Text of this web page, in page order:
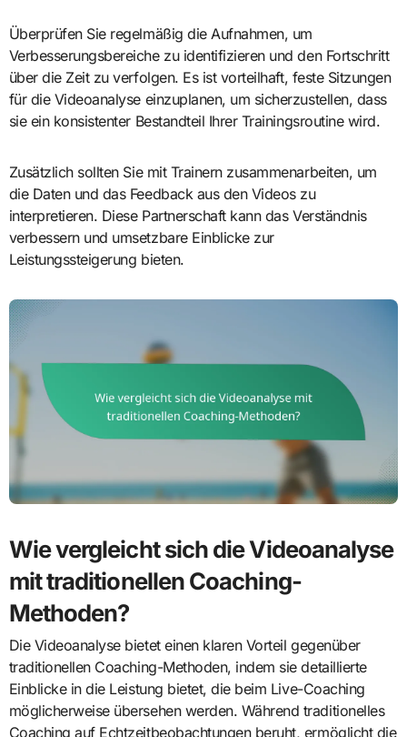
Überprüfen Sie regelmäßig die Aufnahmen, um
Verbesserungsbereiche zu identifizieren und den Fortschritt
über die Zeit zu verfolgen. Es ist vorteilhaft, feste Sitzungen
für die Videoanalyse einzuplanen, um sicherzustellen, dass
sie ein konsistenter Bestandteil Ihrer Trainingsroutine wird.
Zusätzlich sollten Sie mit Trainern zusammenarbeiten, um
die Daten und das Feedback aus den Videos zu
interpretieren. Diese Partnerschaft kann das Verständnis
verbessern und umsetzbare Einblicke zur
Leistungssteigerung bieten.
Wie vergleicht sich die Videoanalyse
mit traditionellen Coaching-
Methoden?
Die Videoanalyse bietet einen klaren Vorteil gegenüber
traditionellen Coaching-Methoden, indem sie detaillierte
Einblicke in die Leistung bietet, die beim Live-Coaching
möglicherweise übersehen werden. Während traditionelles
Coaching auf Echtzeitbeobachtungen beruht, ermöglicht die